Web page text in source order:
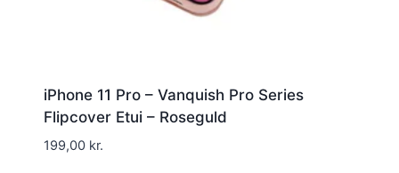
iPhone 11 Pro – Vanquish Pro Series
Flipcover Etui – Roseguld
199,00 kr.